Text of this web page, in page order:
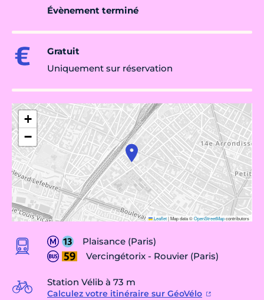
Évènement terminé
Gratuit
Uniquement sur réservation
+
−
Leaflet|Map data ©OpenStreetMapcontributors
Plaisance (Paris)
Vercingétorix - Rouvier (Paris)
Station Vélib à 73 m
Calculez votre itinéraire sur GéoVélo